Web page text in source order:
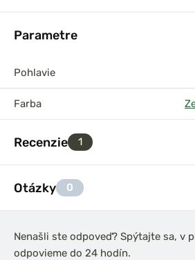
Parametre
Pohlavie
Farba
Recenzie 1
Otázky 0
Nenašli ste odpoveď? Spýtajte sa, v
odpovieme do 24 hodín.